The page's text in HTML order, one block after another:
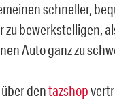
schneller,
bewerkstelligen,
Auto ganz zu
dentazshop